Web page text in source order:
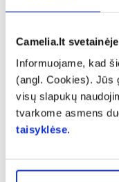
Camelia.lt
Informuojame, kad
(angl. Cookies). Jūs
visų slapukų
tvarkome asmens
taisyklėse.
pilvo skausmas,
sutrikimas,
Jeigu netyčia
praneškite savo
Pamiršus
Jeigu pamiršote
kiekio.